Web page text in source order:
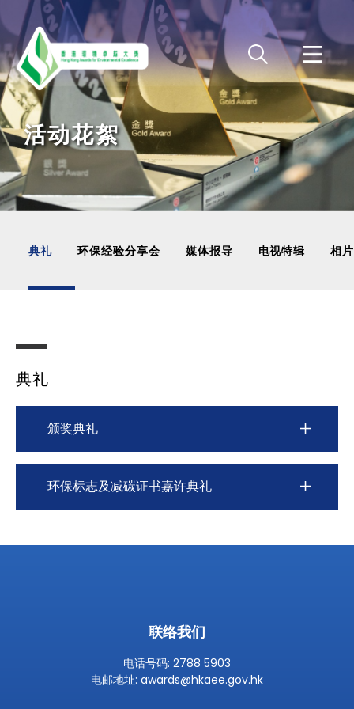
Skip to main content
活动花絮
典礼 环保经验分享会 媒体报导 电视特辑 相
典礼
颁奖典礼
环保标志及减碳证书嘉许典礼
联络我们
电话号码: 2788 5903
电邮地址: awards@hkaee.gov.hk